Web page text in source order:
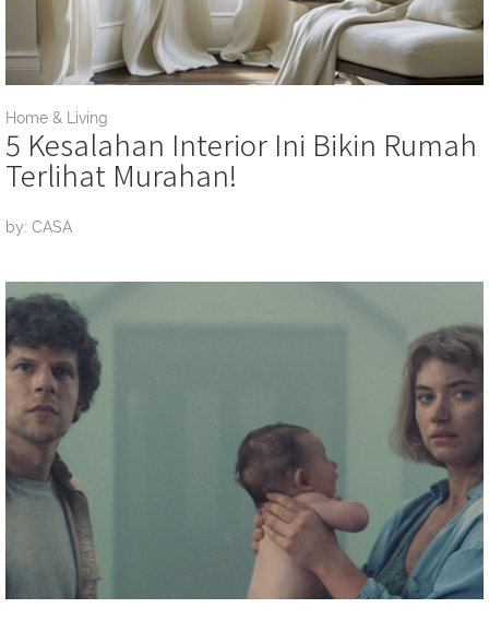
Home & Living
5 Kesalahan Interior Ini Bikin Rumah
Terlihat Murahan!
by: CASA